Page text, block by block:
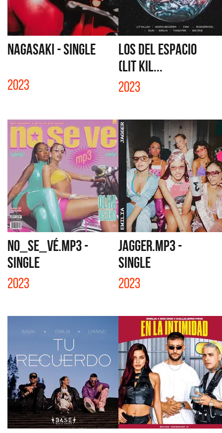
NAGASAKI - SINGLE
2023
LOS DEL ESPACIO
(LIT KIL...
2023
NO_SE_VÉ.MP3 -
SINGLE
2023
JAGGER.MP3 -
SINGLE
2023